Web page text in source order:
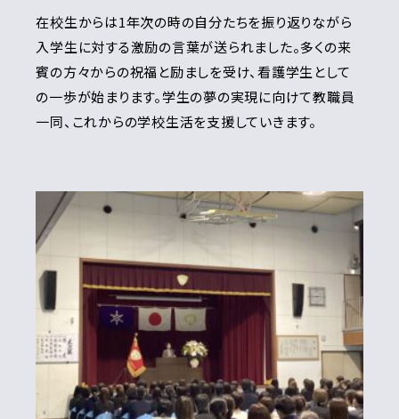
在校生からは1年次の時の自分たちを振り返りながら
入学生に対する激励の言葉が送られました。多くの来
賓の方々からの祝福と励ましを受け、看護学生として
の一歩が始まります。学生の夢の実現に向けて教職員
一同、これからの学校生活を支援していきます。